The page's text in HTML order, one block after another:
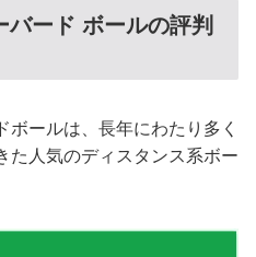
バード ボールの評判
ールは、長年にわたり多く
た人気のディスタンス系ボー